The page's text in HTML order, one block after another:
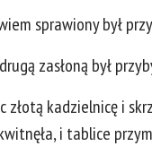
sprawiony był
zasłoną był
złotą kadzielnicę i
i tablice